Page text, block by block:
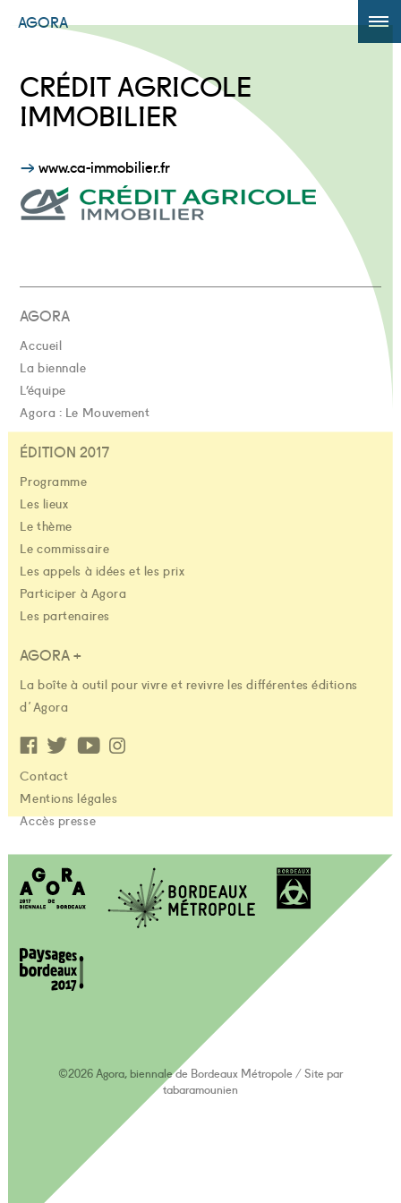
AGORA
AGORA +
CRÉDIT AGRICOLE
IMMOBILIER
www.ca-immobilier.fr
AGORA
Accueil
La biennale
L’équipe
Agora : Le Mouvement
ÉDITION 2017
Programme
Les lieux
Le thème
Le commissaire
Les appels à idées et les prix
Participer à Agora
Les partenaires
AGORA +
La boîte à outil pour vivre et revivre les différentes éditions
d'Agora
Contact
Mentions légales
Accès presse
©2026 Agora, biennale de Bordeaux Métropole /Site par
tabaramounien